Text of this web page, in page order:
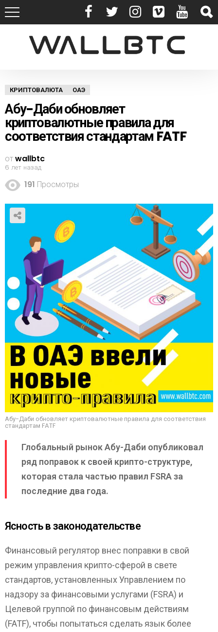
КРИПТОВАЛЮТА ОАЭ
Абу-Даби обновляет
криптовалютные правила для
соответствия стандартам FATF
отwallbtc
6 лет назад
191 Просмотры
Абу-Даби обновляет криптовалютные правила для соответствия
стандартам FATF
Глобальный рынок Абу-Даби опубликовал
ряд поправок к своей крипто-структуре,
которая стала частью правил FSRA за
последние два года.
Ясность в законодательстве
Финансовый регулятор внес поправки в свой
режим управления крипто-сферой в свете
стандартов, установленных Управлением по
надзору за финансовыми услугами (FSRA) и
Целевой группой по финансовым действиям
(FATF), чтобы попытаться сделать язык более